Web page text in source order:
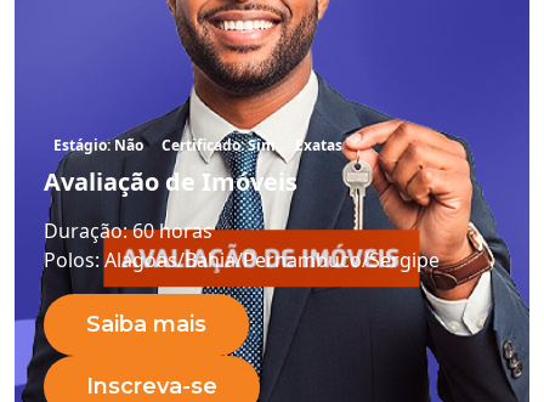
Estágio: Não Certificado: Sim Exatas
Avaliação de Imóveis
Duração:60 horas
Polos: Alagoas/Bahia/Pernambuco/Sergipe
Saiba mais
Inscreva-se